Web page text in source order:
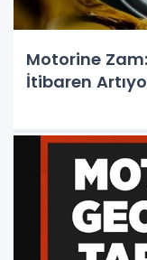
Motorine
İtibaren